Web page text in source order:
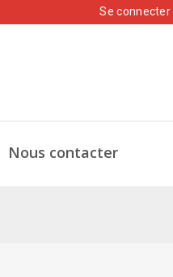
Se connecter
Nous contacter